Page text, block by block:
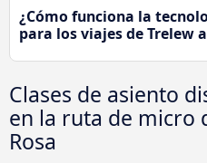
¿Cómo funciona la
para los viajes de Trelew
Clases de asiento
en la ruta de micro
Rosa